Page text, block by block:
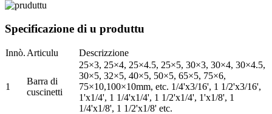
Specificazione di u produttu
Innò. Articulu Descrizzione
1
Barra di
cuscinetti
25×3, 25×4, 25×4.5, 25×5, 30×3, 30×4, 30×4.5,
30×5, 32×5, 40×5, 50×5, 65×5, 75×6,
75×10,100×10mm, etc. 1/4'x3/16', 1 1/2'x3/16',
1'x1/4', 1 1/4'x1/4', 1 1/2'x1/4', 1'x1/8', 1
1/4'x1/8', 1 1/2'x1/8' etc.